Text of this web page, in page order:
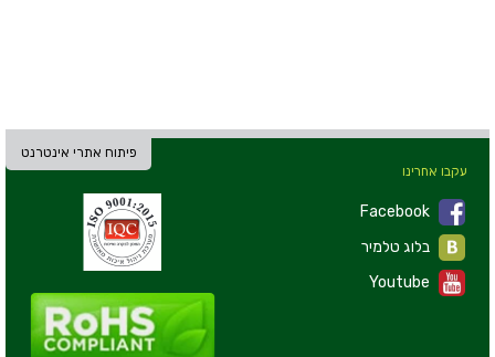
פיתוח אתרי אינטרנט
עקבו אחרינו
Facebook
Youtube